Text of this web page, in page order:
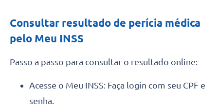
Consultar resultado de perícia médica
pelo Meu INSS
Passo a passo para consultar o resultado online:
Acesse o Meu INSS: Faça login com seu CPF e
senha.